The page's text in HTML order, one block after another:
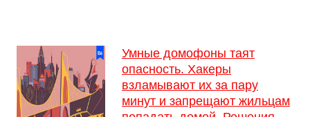
Умные домофоны таят
опасность. Хакеры
взламывают их за пару
минут и запрещают жильцам